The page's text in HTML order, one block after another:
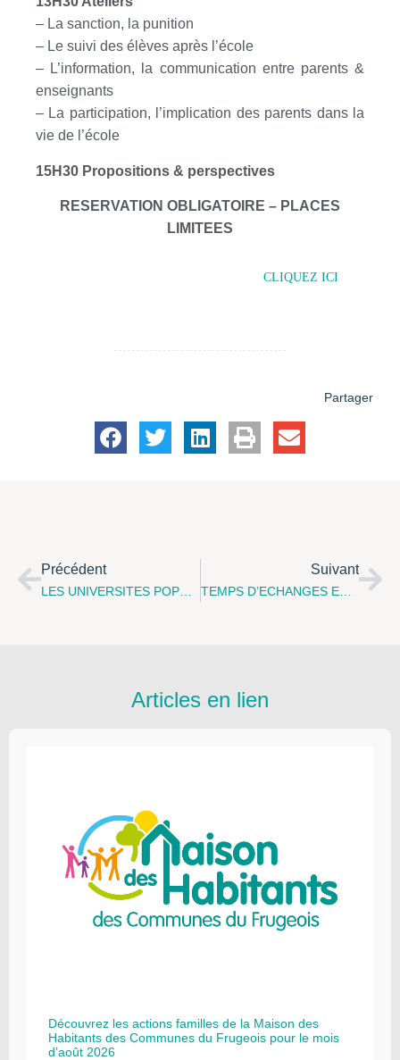
– La sanction, la punition
– Le suivi des élèves après l’école
– L’information, la communication entre parents &
enseignants
– La participation, l’implication des parents dans la
vie de l’école
15H30 Propositions & perspectives
RESERVATION OBLIGATOIRE – PLACES
LIMITEES
CLIQUEZ ICI
Partager
Précédent Suivant
TEMPS D’ECHANGES ENTRE PARENTS "La Séparation : Premiers Pas Sans Papa Maman", Le Mardi 15 Mai 2012 À Le Portel
Articles en lien
Découvrez les actions familles de la Maison des
Habitants des Communes du Frugeois pour le mois
d’août 2026